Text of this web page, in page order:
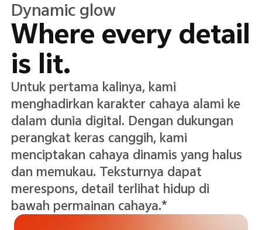
Dynamic glow
Where every detail
is lit.
Untuk pertama kalinya, kami
menghadirkan karakter cahaya alami ke
dalam dunia digital. Dengan dukungan
perangkat keras canggih, kami
menciptakan cahaya dinamis yang halus
dan memukau. Teksturnya dapat
merespons, detail terlihat hidup di
bawah permainan cahaya.*